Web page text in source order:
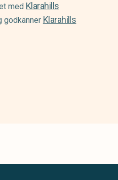
med Klarahills
godkänner Klarahills